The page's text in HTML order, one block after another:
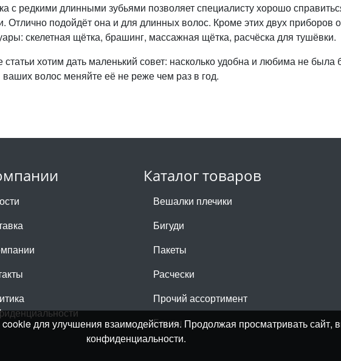
с редкими длинными зубьями позволяет специалисту хорошо
Отлично подойдёт она и для длинных волос. Кроме этих двух приборов
скелетная щётка, брашинг, массажная щётка, расчёска для тушёвки.
статьи хотим дать маленький совет: насколько удобна и любима не
волос меняйте её не реже чем раз в год.
для улучшения взаимодействия. Продолжая просматривать сайт,
конфиденциальности.
Каталог товаров
Вешалки плечики
Бигуди
Пакеты
Расчески
Прочий ассортимент
Банты